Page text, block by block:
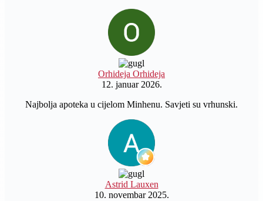
Orhideja Orhideja
12. januar 2026.
Najbolja apoteka u cijelom Minhenu. Savjeti su vrhunski.
Astrid Lauxen
10. novembar 2025.